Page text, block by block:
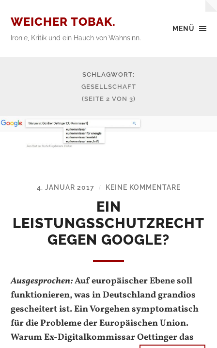
MENÜ
WEICHER TOBAK.
Ironie, Kritik und ein Hauch von Wahnsinn.
SCHLAGWORT:
GESELLSCHAFT
(SEITE 2 VON 3)
4. JANUAR 2017 / KEINE KOMMENTARE
EIN
LEISTUNGSSCHUTZRECHT
GEGEN GOOGLE?
Ausgesprochen:Auf europäischer Ebene soll
funktionieren, was in Deutschland grandios
gescheitert ist. Ein Vorgehen symptomatisch
für die Probleme der Europäischen Union.
Warum Ex-Digitalkommissar Oettinger das